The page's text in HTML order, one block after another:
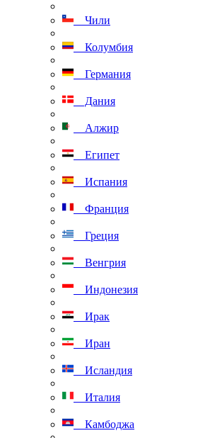
Чили
Колумбия
Германия
Дания
Алжир
Египет
Испания
Франция
Греция
Венгрия
Индонезия
Ирак
Иран
Исландия
Италия
Камбоджа